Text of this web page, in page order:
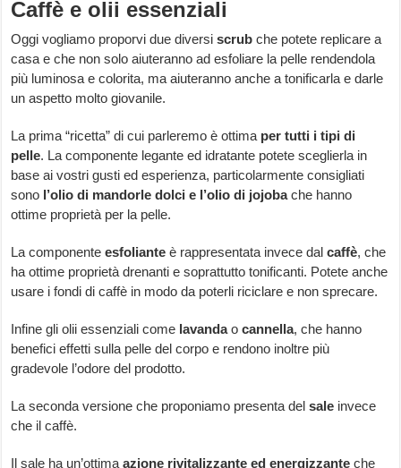
Caffè e olii essenziali
Oggi vogliamo proporvi due diversiscrub che potete replicare a
casa e che non solo aiuteranno ad esfoliare la pelle rendendola
più luminosa e colorita, ma aiuteranno anche a tonificarla e darle
un aspetto molto giovanile.
La prima “ricetta” di cui parleremo è ottima per tutti i tipi di
pelle. La componente legante ed idratante potete sceglierla in
base ai vostri gusti ed esperienza, particolarmente consigliati
sono l’olio di mandorle dolci e l’olio di jojobache hanno
ottime proprietà per la pelle.
La componenteesfoliante è rappresentata invece dalcaffè, che
ha ottime proprietà drenanti e soprattutto tonificanti. Potete anche
usare i fondi di caffè in modo da poterli riciclare e non sprecare.
Infine gli olii essenziali come lavandaocannella, che hanno
benefici effetti sulla pelle del corpo e rendono inoltre più
gradevole l’odore del prodotto.
La seconda versione che proponiamo presenta delsale invece
che il caffè.
Il sale ha un’ottimaazione rivitalizzante ed energizzante che